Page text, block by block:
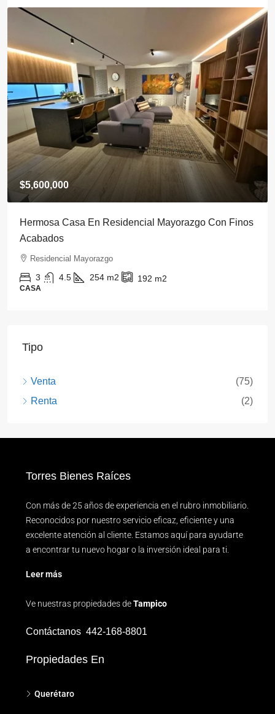
$5,600,000
Hermosa Casa En Residencial Mayorazgo Con Finos
Acabados
Residencial Mayorazgo
3 4.5 254 m2 192 m2
CASA
Tipo
Venta
(75)
Renta
(2)
Torres Bienes Raíces
Con más de 25 años de experiencia en el rubro inmobiliario.
Reconocidos por nuestro servicio eficaz, eficiente y una
excelente atención al cliente. Estamos aquí para ayudarte
a encontrar tu nuevo hogar o la inversión ideal para ti.
Leer más
Ve nuestras propiedades deTampico
Contáctanos 442-168-8801
Propiedades En
Querétaro